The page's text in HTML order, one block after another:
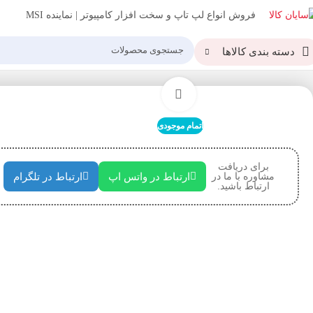
فروش انواع لپ تاپ و سخت افزار کامپیوتر | نماینده MSI
دسته بندی کالاها
اتمام موجودی
برای دریافت
مشاوره با ما در
ارتباط باشید.
ارتباط در واتس اپ ارتباط در تلگرام